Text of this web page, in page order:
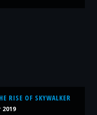
RISE OF SKYWALKER